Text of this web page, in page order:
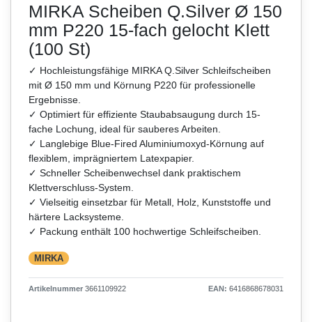
MIRKA Scheiben Q.Silver Ø 150
mm P220 15-fach gelocht Klett
(100 St)
✓ Hochleistungsfähige MIRKA Q.Silver Schleifscheiben
mit Ø 150 mm und Körnung P220 für professionelle
Ergebnisse.
✓ Optimiert für effiziente Staubabsaugung durch 15-
fache Lochung, ideal für sauberes Arbeiten.
✓ Langlebige Blue-Fired Aluminiumoxyd-Körnung auf
flexiblem, imprägniertem Latexpapier.
✓ Schneller Scheibenwechsel dank praktischem
Klettverschluss-System.
✓ Vielseitig einsetzbar für Metall, Holz, Kunststoffe und
härtere Lacksysteme.
✓ Packung enthält 100 hochwertige Schleifscheiben.
MIRKA
Artikelnummer 3661109922 EAN: 6416868678031